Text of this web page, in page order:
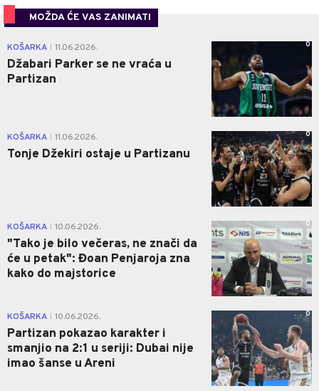
MOŽDA ĆE VAS ZANIMATI
KOŠARKA 11.06.2026.
Džabari Parker se ne vraća u
Partizan
0
KOŠARKA 11.06.2026.
Tonje Džekiri ostaje u Partizanu
0
KOŠARKA 10.06.2026.
"Tako je bilo večeras, ne znači da
će u petak": Đoan Penjaroja zna
kako do majstorice
0
KOŠARKA 10.06.2026.
Partizan pokazao karakter i
smanjio na 2:1 u seriji: Dubai nije
imao šanse u Areni
0